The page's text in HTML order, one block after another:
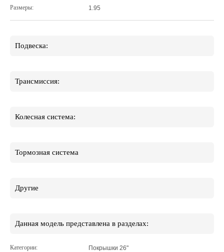
Размеры: 1.95
Подвеска:
Трансмиссия:
Колесная система:
Тормозная система
Другие
Данная модель представлена в разделах:
Категории: Покрышки 26"